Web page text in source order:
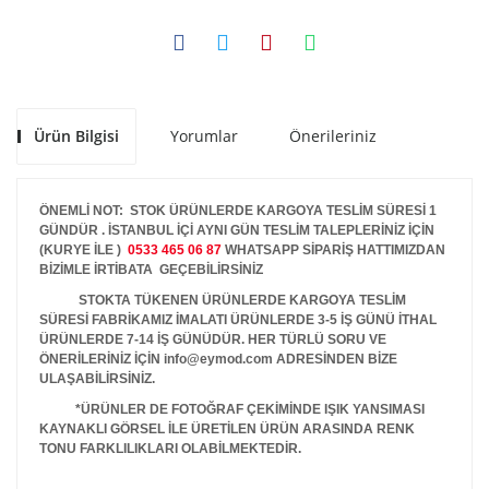
Ürün Bilgisi Yorumlar Önerileriniz
ÖNEMLİ NOT: STOK ÜRÜNLERDE KARGOYA TESLİM SÜRESİ 1
GÜNDÜR . İSTANBUL İÇİ AYNI GÜN TESLİM TALEPLERİNİZ İÇİN
(KURYE İLE ) 0533 465 06 87 WHATSAPP SİPARİŞ HATTIMIZDAN
BİZİMLE İRTİBATA GEÇEBİLİRSİNİZ
STOKTA TÜKENEN ÜRÜNLERDE KARGOYA TESLİM
SÜRESİ FABRİKAMIZ İMALATI ÜRÜNLERDE 3-5 İŞ GÜNÜ İTHAL
ÜRÜNLERDE 7-14 İŞ GÜNÜDÜR. HER TÜRLÜ SORU VE
ÖNERİLERİNİZ İÇİN info@eymod.com ADRESİNDEN BİZE
ULAŞABİLİRSİNİZ.
*ÜRÜNLER DE FOTOĞRAF ÇEKİMİNDE IŞIK YANSIMASI
KAYNAKLI GÖRSEL İLE ÜRETİLEN ÜRÜN ARASINDA RENK
TONU FARKLILIKLARI OLABİLMEKTEDİR.